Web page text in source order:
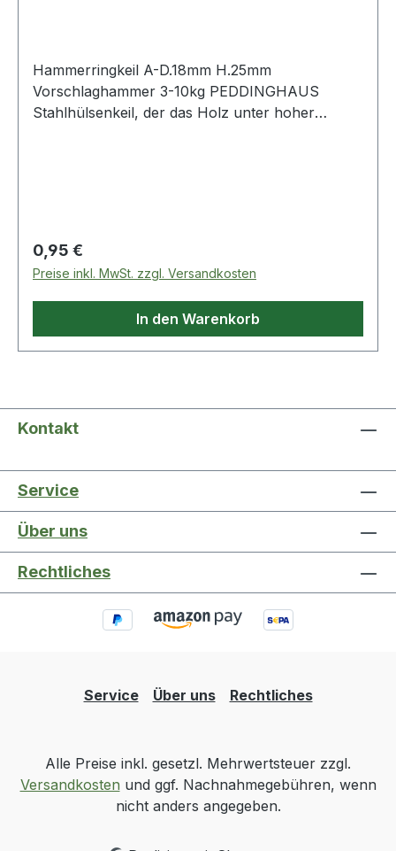
Hammerringkeil A-D.18mm H.25mm
Vorschlaghammer 3-10kg PEDDINGHAUS
Stahlhülsenkeil, der das Holz unter hoher
rund · Anzahl Keile: 1 St. / 2 St.
Regulärer Preis:
0,95 €
Preise inkl. MwSt. zzgl. Versandkosten
In den Warenkorb
Kontakt
Service
Über uns
Rechtliches
Service Über uns Rechtliches
Alle Preise inkl. gesetzl. Mehrwertsteuer zzgl.
Versandkosten und ggf. Nachnahmegebühren, wenn
nicht anders angegeben.